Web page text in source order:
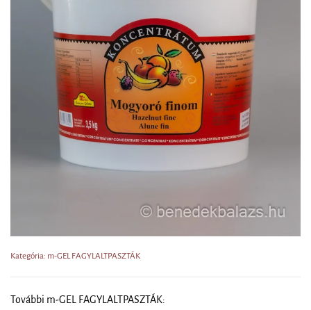
Kategória: m-GEL FAGYLALTPASZTÁK
További m-GEL FAGYLALTPASZTÁK: